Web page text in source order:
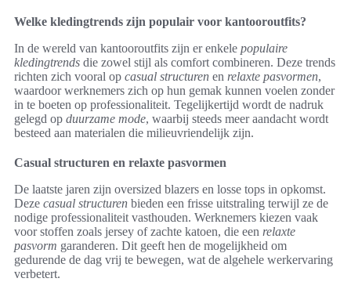
Welke kledingtrends zijn populair voor kantooroutfits?
In de wereld van kantooroutfits zijn er enkele populaire
kledingtrends die zowel stijl als comfort combineren. Deze trends
richten zich vooral op casual structuren en relaxte pasvormen,
waardoor werknemers zich op hun gemak kunnen voelen zonder
in te boeten op professionaliteit. Tegelijkertijd wordt de nadruk
gelegd op duurzame mode, waarbij steeds meer aandacht wordt
besteed aan materialen die milieuvriendelijk zijn.
Casual structuren en relaxte pasvormen
De laatste jaren zijn oversized blazers en losse tops in opkomst.
Deze casual structuren bieden een frisse uitstraling terwijl ze de
nodige professionaliteit vasthouden. Werknemers kiezen vaak
voor stoffen zoals jersey of zachte katoen, die een relaxte
pasvorm garanderen. Dit geeft hen de mogelijkheid om
gedurende de dag vrij te bewegen, wat de algehele werkervaring
verbetert.